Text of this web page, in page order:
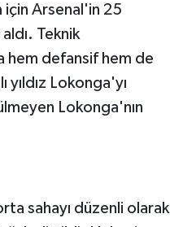
için Arsenal'in 25
Teknik
hem defansif hem de
Lokonga'yı
Lokonga'nın
sahayı düzenli olarak